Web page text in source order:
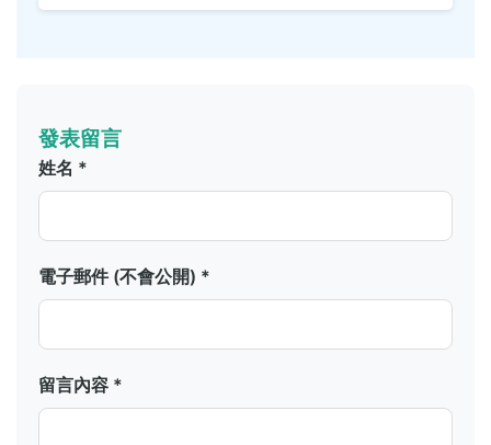
發表留言
姓名 *
電子郵件 (不會公開) *
留言內容 *